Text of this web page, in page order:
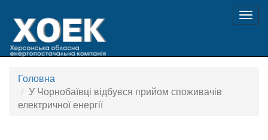
Головна
У Чорнобаївці відбувся прийом споживачів
електричної енергії